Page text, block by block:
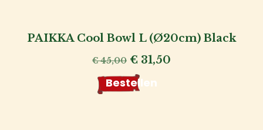
baasPAIKKA Cool Bowl L (Ø20cm) Black
€45,00 Oorspronkelijke
prijs
was:
€ 31,50Huidige
Bestellen